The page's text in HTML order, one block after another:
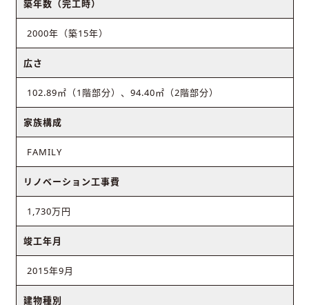
築年数（完工時）
2000年（築15年）
広さ
102.89㎡（1階部分）、94.40㎡（2階部分）
家族構成
FAMILY
リノベーション工事費
1,730万円
竣工年月
2015年9月
建物種別